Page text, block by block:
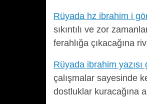
Rüyada hz ibrahim i
sıkıntılı ve zor
ferahlığa çıkacağına
Rüyada ibrahim yazısı
çalışmalar sayesinde
dostluklar kuracağına